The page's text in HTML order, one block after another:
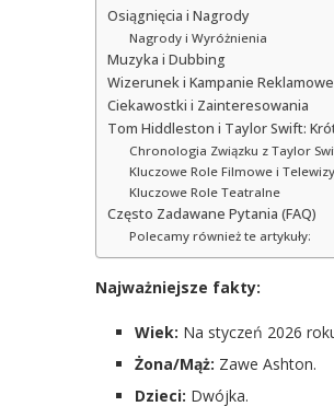
Osiągnięcia i Nagrody
Nagrody i Wyróżnienia
Muzyka i Dubbing
Wizerunek i Kampanie Reklamowe
Ciekawostki i Zainteresowania
Tom Hiddleston i Taylor Swift:
Chronologia Związku z Taylor
Kluczowe Role Filmowe i
Kluczowe Role Teatralne
Często Zadawane Pytania (FAQ)
Polecamy również te artykuły:
Najważniejsze fakty:
Wiek: Na styczeń 2026
Żona/Mąż: Zawe Ashton.
Dzieci: Dwójka.